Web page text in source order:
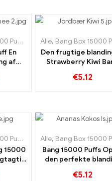
, Engangs e-cigaretter
Puff Engangs e-cigaretter
En
af
Alle, Bang Box 15000
Den frugtige
Strawberry Kiwi
smagen af ​​sommer
€5.12
, Engangs e-cigaretter
Puff Engangs e-cigaretter
15000
Alle, Bang Box 15000
Bang 15000 Puffs
den perfekte
cremet kokosnød
€5.12